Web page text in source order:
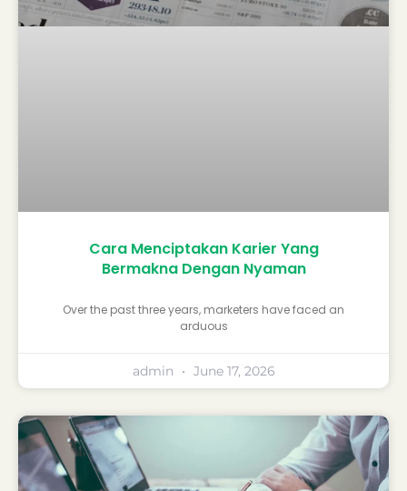
Cara Menciptakan Karier Yang
Bermakna Dengan Nyaman
Over the past three years, marketers have faced an
arduous
admin June 17, 2026